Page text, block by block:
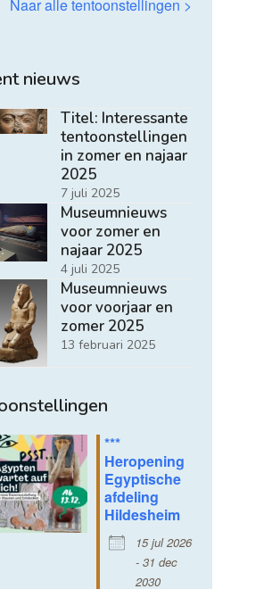
Naar alle tentoonstellingen >
nieuws
Titel: Interessante
tentoonstellingen
in zomer en najaar
2025
7 juli 2025
Museumnieuws
voor zomer en
najaar 2025
4 juli 2025
Museumnieuws
voor voorjaar en
zomer 2025
13 februari 2025
***
Heropening
Egyptische
afdeling
Hildesheim
15 jul 2026
- 31 dec
2030